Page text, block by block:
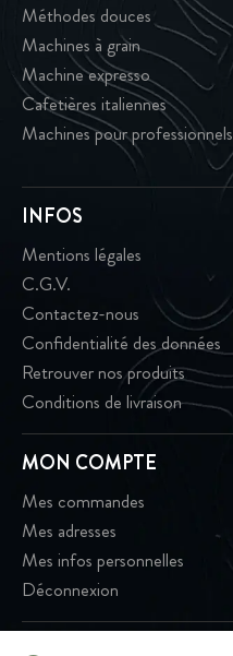
Méthodes douces
Machines à grain
Machine expresso
Cafetières italiennes
Machines pour professionnels
INFOS
Mentions légales
C.G.V.
Contactez-nous
Confidentialité des données
Retrouver nos produits
Conditions de livraison
MON COMPTE
Mes commandes
Mes adresses
Mes infos personnelles
Déconnexion